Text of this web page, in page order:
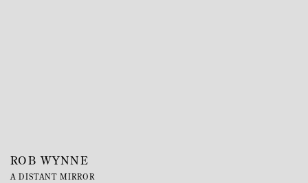
ROB WYNNE
A DISTANT MIRROR